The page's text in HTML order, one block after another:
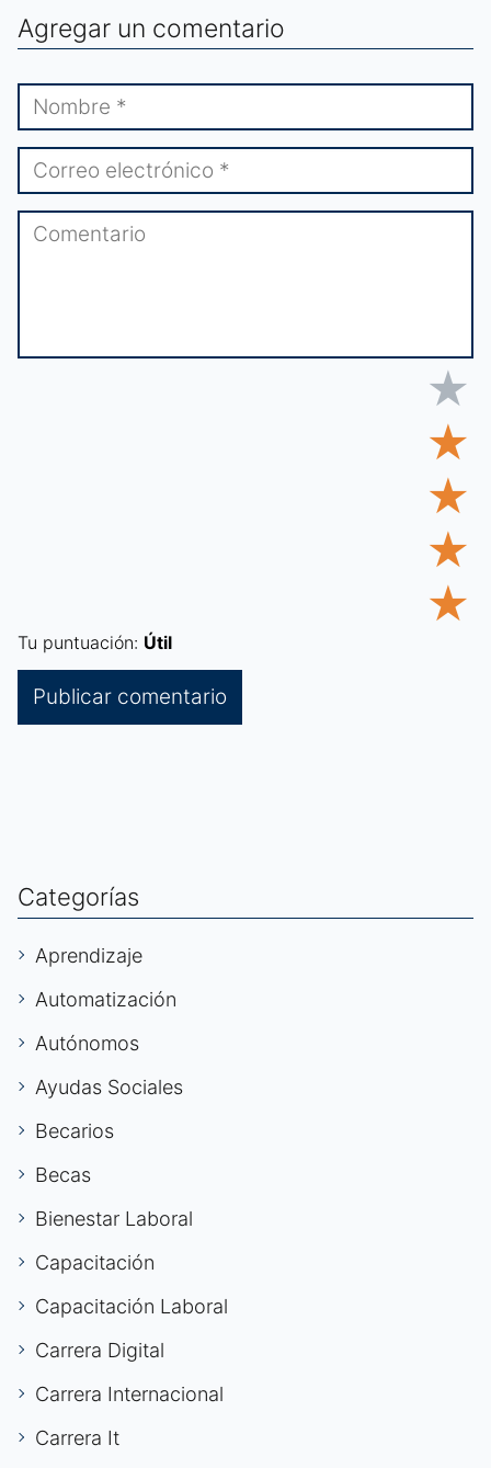
Agregar un comentario
★
★
★
★
★
Tu puntuación: Útil
Categorías
Aprendizaje
Automatización
Autónomos
Ayudas Sociales
Becarios
Becas
Bienestar Laboral
Capacitación
Capacitación Laboral
Carrera Digital
Carrera Internacional
Carrera It